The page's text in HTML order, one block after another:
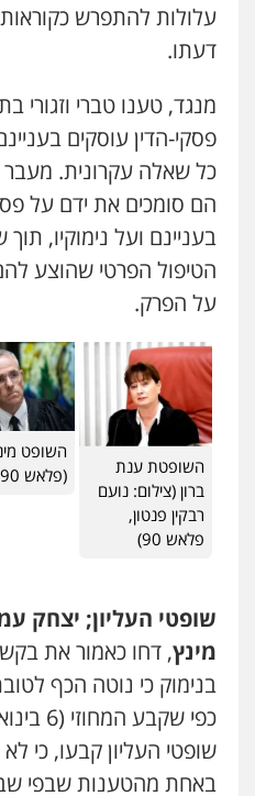
עלולות להתפרש
דעתו.
מנגד, טענו טברי וזגורי
פסקי-הדין עוסקים
כל שאלה עקרונית. מעבר
הם סומכים את ידם על
בעניינם ועל נימוקיו,
הטיפול הפרטי שהוצע
על הפרק.
השופטת ענת
ברון (צילום: נועם
רבקין פנטון,
פלאש 90)
השופט
(פלאש 90)
שופטי העליון; יצחק
מינץ, דחו כאמור את
בנימוק כי נוטה הכף
כפי שקבע המחוזי (6 בינואר).
שופטי העליון קבעו, כי
באחת מהטענות שבפי